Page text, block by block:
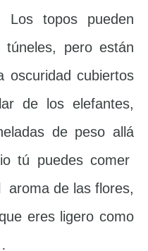
Los topos pueden
pero están
oscuridad cubiertos
de los elefantes,
de peso allá
tú puedes comer
aroma de las flores,
eres ligero como